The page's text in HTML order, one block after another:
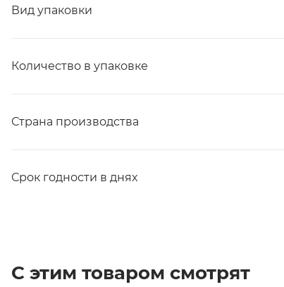
Вид упаковки
Количество в упаковке
Страна производства
Срок годности в днях
С этим товаром смотрят